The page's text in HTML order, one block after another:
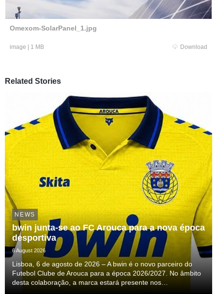
Omexom-SolarPanel_1.jpg
image | 1 MB Download
Related Stories
NEWS
bwin junta-se ao FC Arouca para a nova época
desportiva
6 August 2026
Lisboa, 6 de agosto de 2026 – A bwin é o novo parceiro do
Futebol Clube de Arouca para a época 2026/2027. No âmbito
desta colaboração, a marca estará presente nos